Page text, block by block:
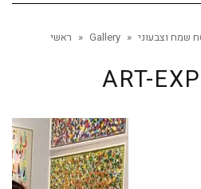
ראשי » Gallery »
ART-